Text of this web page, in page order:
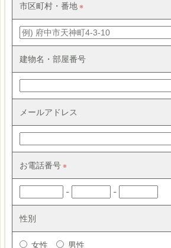
市区町村・番地
建物名・部屋番号
メールアドレス
お電話番号
- -
性別
女性 男性